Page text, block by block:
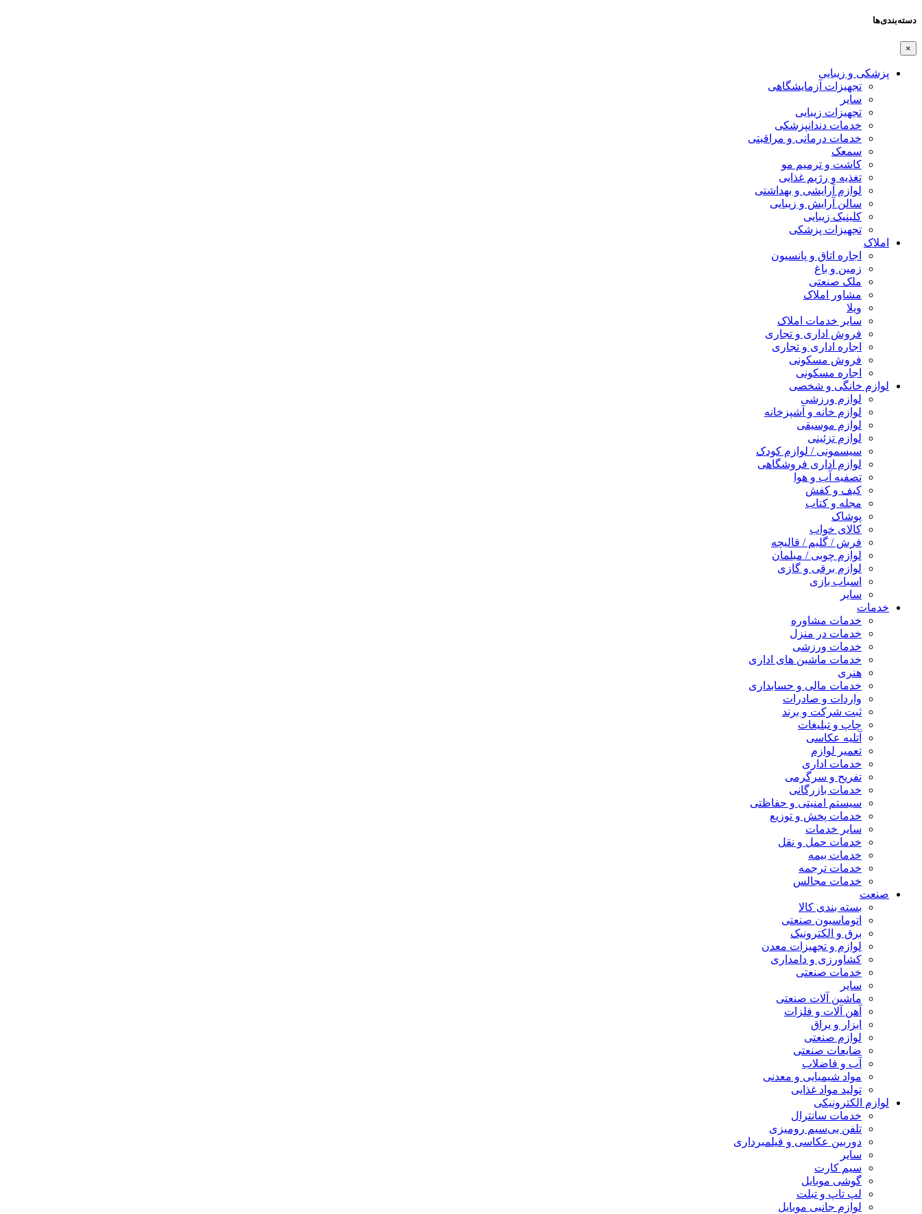
دسته‌بندی‌ها
×
پزشکی و زیبایی
تجهیزات آزمایشگاهی
سایر
تجهیزات زیبایی
خدمات دندانپزشکی
خدمات درمانی و مراقبتی
سمعک
کاشت و ترمیم مو
تغذیه و رژیم غذایی
لوازم آرایشی و بهداشتی
سالن آرایش و زیبایی
کلینیک زیبایی
تجهیزات پزشکی
املاک
اجاره اتاق و پانسیون
زمین و باغ
ملک صنعتی
مشاور املاک
ویلا
سایر خدمات املاک
فروش اداری و تجاری
اجاره اداری و تجاری
فروش مسکونی
اجاره مسکونی
لوازم خانگی و شخصی
لوازم ورزشی
لوازم خانه و آشپزخانه
لوازم موسیقی
لوازم تزئینی
سیسمونی / لوازم کودک
لوازم اداری فروشگاهی
تصفیه آب و هوا
کیف و کفش
مجله و کتاب
پوشاک
کالای خواب
فرش / گلیم / قالیچه
لوازم چوبی / مبلمان
لوازم برقی و گازی
اسباب بازی
سایر
خدمات
خدمات مشاوره
خدمات در منزل
خدمات ورزشی
خدمات ماشین های اداری
هنری
خدمات مالی و حسابداری
واردات و صادرات
ثبت شرکت و برند
چاپ و تبلیغات
آتلیه عکاسی
تعمیر لوازم
خدمات اداری
تفریح و سرگرمی
خدمات بازرگانی
سیستم امنیتی و حفاظتی
خدمات پخش و توزیع
سایر خدمات
خدمات حمل و نقل
خدمات بیمه
خدمات ترجمه
خدمات مجالس
صنعت
بسته بندی کالا
اتوماسیون صنعتی
برق و الکترونیک
لوازم و تجهیزات معدن
کشاورزی و دامداری
خدمات صنعتی
سایر
ماشین آلات صنعتی
آهن آلات و فلزات
ابزار و یراق
لوازم صنعتی
ضایعات صنعتی
آب و فاضلاب
مواد شیمیایی و معدنی
تولید مواد غذایی
لوازم الکترونیکی
خدمات سانترال
تلفن بی‌سیم رومیزی
دوربین عکاسی و فیلمبرداری
سایر
سیم کارت
گوشی موبایل
لپ تاپ و تبلت
لوازم جانبی موبایل